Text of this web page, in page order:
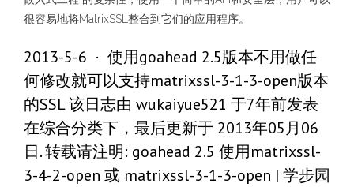
很容易地将MatrixSSL整合到它们的应用程序。
2013-5-6 · 使用goahead 2.5版本不用做任
何修改就可以支持matrixssl-3-1-3-open版本
的SSL 该日志由 wukaiyue521 于7年前发表
在综合分类下，最后更新于 2013年05月06
日. 转载请注明: goahead 2.5 使用matrixssl-
3-4-2-open 或 matrixssl-3-1-3-open | 学步园